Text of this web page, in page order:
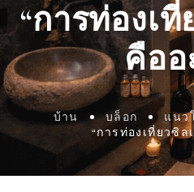
“การท่องเที่
คืออ
บ้าน บล็อก
แนว
“การท่องเที่ยวซิล